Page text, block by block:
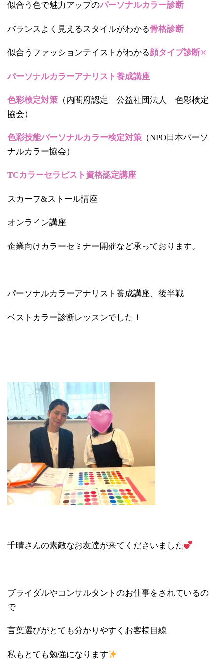
似合う色で魅力アップのパーソナルカラー診断
バランスよく見えるスタイルがわかる骨格診断
似合うファッションテイストがわかる顔タイプ診断®
パーソナルカラーアナリスト養成講座
色彩検定対策 （内閣府認定 公益社団法人 色彩検定
協会）
色彩技能パーソナルカラー検定対策 （NPO日本パーソ
ナルカラー協会）
TCカラーセラピスト資格認定講座
スカーフ&ストール講座
オンライン講座
企業向けカラーセミナー開催など承っております。
パーソナルカラーアナリスト養成講座、後半戦
ベストカラー診断レッスンでした！
千晴さんの素敵なお友達が来てくださいました
ブライダルやコンサルタントのお仕事をされているの
で
言葉選びがとても分かりやすくお客様目線
私もとても勉強になります